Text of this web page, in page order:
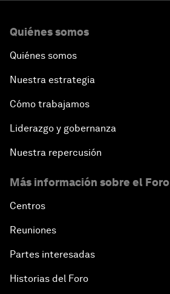
Quiénes somos
Quiénes somos
Nuestra estrategia
Cómo trabajamos
Liderazgo y gobernanza
Nuestra repercusión
Más información sobre el Foro
Centros
Reuniones
Partes interesadas
Historias del Foro